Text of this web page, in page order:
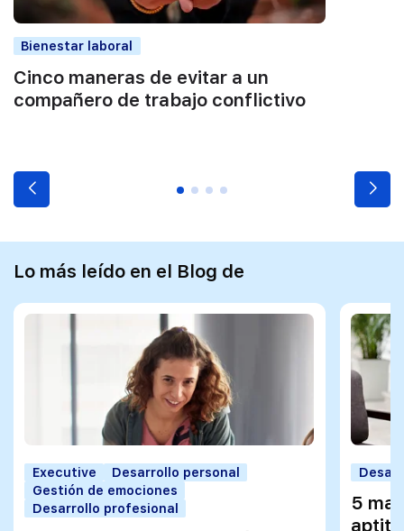
Bienestar laboral
Cinco maneras de evitar a un
compañero de trabajo conflictivo
Lo más leído en el Blog de
Executive
Desarrollo personal
Gestión de emociones
Desarrollo profesional
5